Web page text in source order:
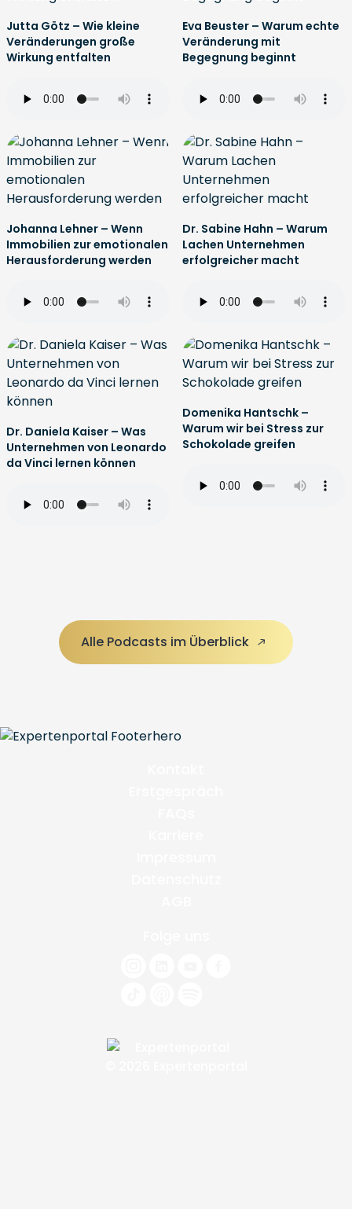
Jutta Götz – Wie kleine
Veränderungen große
Wirkung entfalten
Eva Beuster – Warum echte
Veränderung mit
Begegnung beginnt
Johanna Lehner – Wenn
Immobilien zur emotionalen
Herausforderung werden
Dr. Sabine Hahn – Warum
Lachen Unternehmen
erfolgreicher macht
Dr. Daniela Kaiser – Was
Unternehmen von Leonardo
da Vinci lernen können
Domenika Hantschk –
Warum wir bei Stress zur
Schokolade greifen
Alle Podcasts im Überblick